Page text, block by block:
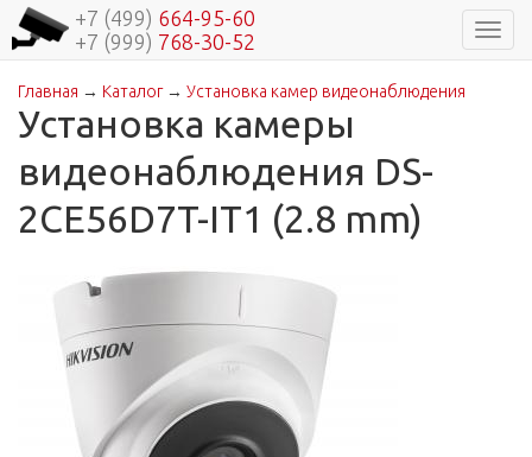
+7 (499) 664-95-60
+7 (999) 768-30-52
Вы здесь
Главная → Каталог→ Установка камер видеонаблюдения
Установка камеры
видеонаблюдения DS-
2CE56D7T-IT1 (2.8 mm)